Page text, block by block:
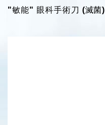
"敏能" 眼科手術刀 (滅菌)